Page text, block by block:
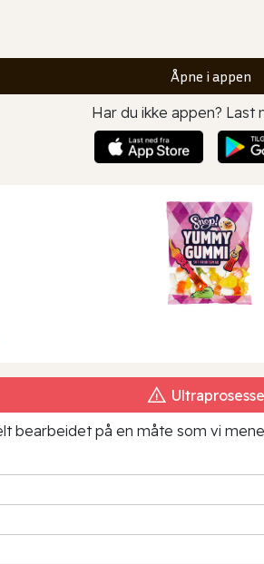
Åpne i appen
Har du ikke appen? Last
bearbeidet på en måte som vi